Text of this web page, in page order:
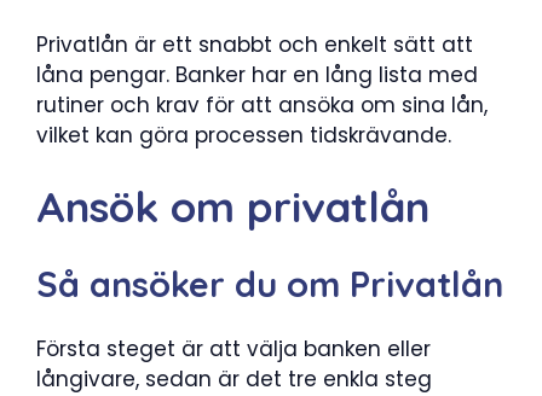
Privatlån är ett snabbt och enkelt sätt att
låna pengar. Banker har en lång lista med
rutiner och krav för att ansöka om sina lån,
vilket kan göra processen tidskrävande.
Ansök om privatlån
Så ansöker du om Privatlån
Första steget är att välja banken eller
långivare, sedan är det tre enkla steg